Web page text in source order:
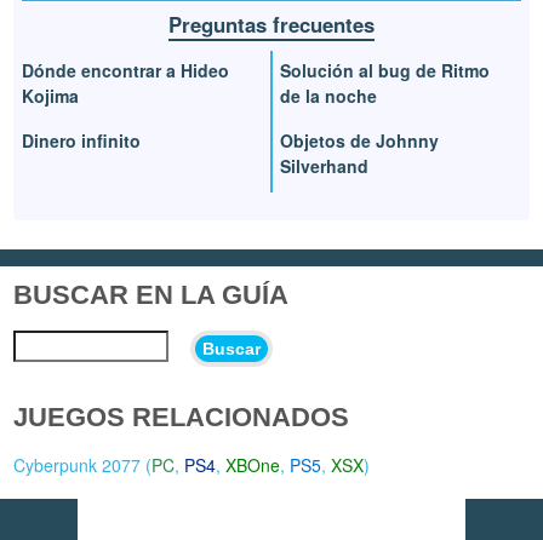
Preguntas frecuentes
Dónde encontrar a Hideo
Kojima
Dinero infinito
Solución al bug de Ritmo
de la noche
Objetos de Johnny
Silverhand
BUSCAR EN LA GUÍA
Buscar
JUEGOS RELACIONADOS
Cyberpunk 2077 (PC, PS4,XBOne, PS5,XSX)